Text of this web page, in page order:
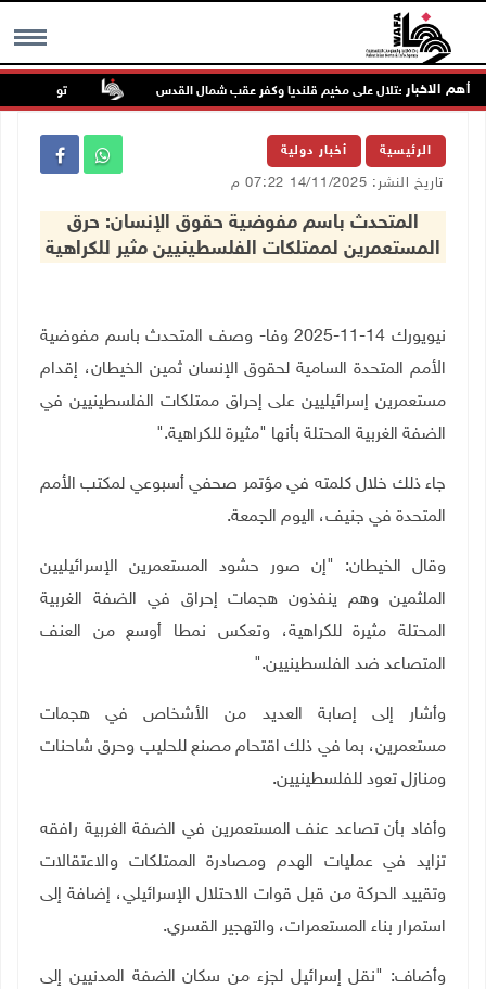
MENU أهم الاخبار تواصل
الرئيسية أخبار دولية
تاريخ النشر: 14/11/2025 07:22 م
المتحدث باسم مفوضية حقوق الإنسان: حرق
المستعمرين لممتلكات الفلسطينيين مثير للكراهية
نيويورك 14-11-2025 وفا- وصف المتحدث باسم مفوضية
الأمم المتحدة السامية لحقوق الإنسان ثمين الخيطان، إقدام
مستعمرين إسرائيليين على إحراق ممتلكات الفلسطينيين في
الضفة الغربية المحتلة بأنها "مثيرة للكراهية".
جاء ذلك خلال كلمته في مؤتمر صحفي أسبوعي لمكتب الأمم
المتحدة في جنيف، اليوم الجمعة.
وقال الخيطان: "إن صور حشود المستعمرين الإسرائيليين
الملثمين وهم ينفذون هجمات إحراق في الضفة الغربية
المحتلة مثيرة للكراهية، وتعكس نمطا أوسع من العنف
المتصاعد ضد الفلسطينيين".
وأشار إلى إصابة العديد من الأشخاص في هجمات
مستعمرين، بما في ذلك اقتحام مصنع للحليب وحرق شاحنات
ومنازل تعود للفلسطينيين.
وأفاد بأن تصاعد عنف المستعمرين في الضفة الغربية رافقه
تزايد في عمليات الهدم ومصادرة الممتلكات والاعتقالات
وتقييد الحركة من قبل قوات الاحتلال الإسرائيلي، إضافة إلى
استمرار بناء المستعمرات، والتهجير القسري.
وأضاف: "نقل إسرائيل لجزء من سكان الضفة المدنيين إلى